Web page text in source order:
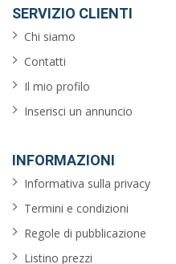
SERVIZIO CLIENTI
Chi siamo
Contatti
Il mio profilo
Inserisci un annuncio
INFORMAZIONI
Informativa sulla privacy
Termini e condizioni
Regole di pubblicazione
Listino prezzi